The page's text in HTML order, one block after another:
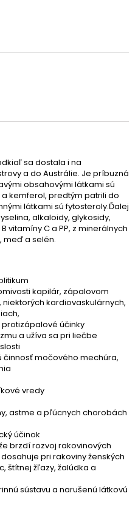
sa dostala i na
a do Austrálie. Je príbuzná
obsahovými látkami sú
kemferol, predtým patrili do
látkami sú fytosteroly.Ďalej
alkaloidy, glykosidy,
vitamíny C a PP, z minerálnych
meď a selén.
kapilár, zápalovom
kardiovaskulárnych,
účinky
a užíva sa pri liečbe
činnosť močového mechúra,
vredy
astme a pľúcnych chorobách
účinok
brzdí rozvoj rakovinových
pri rakoviny ženských
štítnej žľazy, žalúdka a
sústavu a narušenú látkovú